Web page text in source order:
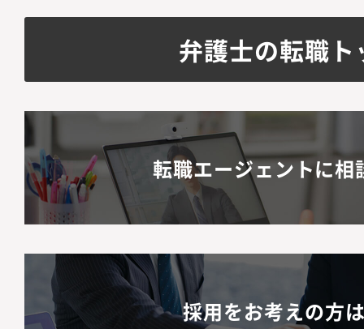
弁護士の転職ト
転職エージェントに相
採用をお考えの方